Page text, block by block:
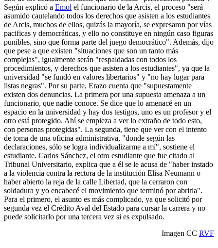
Según explicó a Emol el funcionario de la Arcis, el proceso "será
asumido cautelando todos los derechos que asisten a los estudiantes
de Arcis, muchos de ellos, quizás la mayoría, se expresaron por vías
pacificas y democráticas, y ello no constituye en ningún caso figuras
punibles, sino que forma parte del juego democrático". Además, dijo
que pese a que existen "situaciones que son un tanto más
complejas", igualmente serán "respaldadas con todos los
procedimientos, y derechos que asisten a los estudiantes", ya que la
universidad "se fundó en valores libertarios" y "no hay lugar para
listas negras". Por su parte, Erazo cuenta que "supuestamente
existen dos denuncias. La primera por una supuesta amenaza a un
funcionario, que nadie conoce. Se dice que lo amenacé en un
espacio en la universidad y hay dos testigos, uno es un profesor y el
otro está protegido. Ahí se empieza a ver lo extraño de todo esto,
con personas protegidas". La segunda, tiene que ver con el intento
de toma de una oficina administrativa, "donde según las
declaraciones, sólo se logra individualizarme a mí", sostiene el
estudiante. Carlos Sánchez, el otro estudiante que fue citado al
Tribunal Universitario, explica que a él se le acusa de "haber instado
a la violencia contra la rectora de la institución Elisa Neumann o
haber abierto la reja de la calle Libertad, que la cerraron con
soldadura y yo encabecé el movimiento que terminó por abrirla".
Para el primero, el asunto es más complicado, ya que solicitó por
segunda vez el Crédito Aval del Estado para cursar la carrera y no
puede solicitarlo por una tercera vez si es expulsado.
Imagen CC RVF